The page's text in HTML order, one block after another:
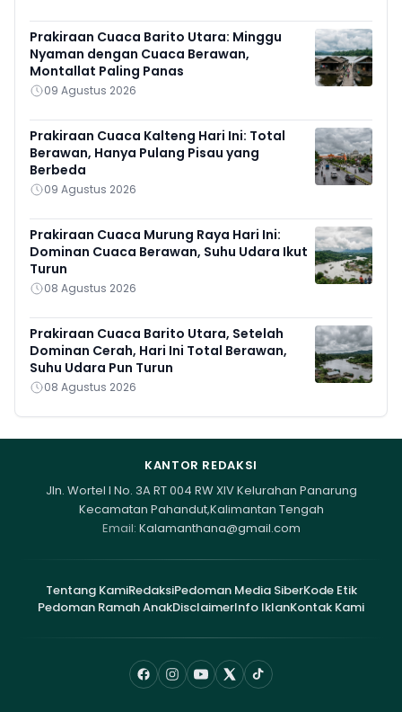
Prakiraan Cuaca Barito Utara: Minggu
Nyaman dengan Cuaca Berawan,
Montallat Paling Panas
09 Agustus 2026
Prakiraan Cuaca Kalteng Hari Ini: Total
Berawan, Hanya Pulang Pisau yang
Berbeda
09 Agustus 2026
Prakiraan Cuaca Murung Raya Hari Ini:
Dominan Cuaca Berawan, Suhu Udara Ikut
Turun
08 Agustus 2026
Prakiraan Cuaca Barito Utara, Setelah
Dominan Cerah, Hari Ini Total Berawan,
Suhu Udara Pun Turun
08 Agustus 2026
KANTOR REDAKSI
Jln. Wortel I No. 3A RT 004 RW XIV Kelurahan Panarung
Kecamatan Pahandut,Kalimantan Tengah
Email: Kalamanthana@gmail.com
Tentang KamiRedaksiPedoman Media SiberKode Etik
Pedoman Ramah AnakDisclaimerInfo IklanKontak Kami